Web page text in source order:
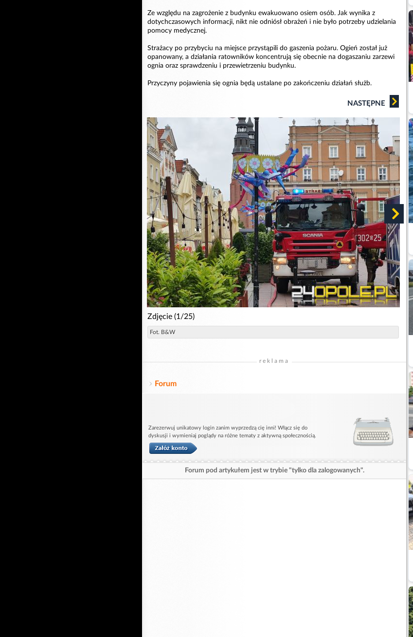
Ze względu na zagrożenie z budynku ewakuowano osiem osób. Jak wynika z
dotychczasowych informacji, nikt nie odniósł obrażeń i nie było potrzeby udzielania
pomocy medycznej.
Strażacy po przybyciu na miejsce przystąpili do gaszenia pożaru. Ogień został już
opanowany, a działania ratowników koncentrują się obecnie na dogaszaniu zarzewi
ognia oraz sprawdzeniu i przewietrzeniu budynku.
Przyczyny pojawienia się ognia będą ustalane po zakończeniu działań służb.
NASTĘPNE
Zdjęcie (1/25)
Fot. B&W
reklama
Forum
Zarezerwuj unikatowy login zanim wyprzedzą cię inni! Włącz się do
dyskusji i wymieniaj poglądy na różne tematy z aktywną społecznością.
Forum pod artykułem jest w trybie "tylko dla zalogowanych".